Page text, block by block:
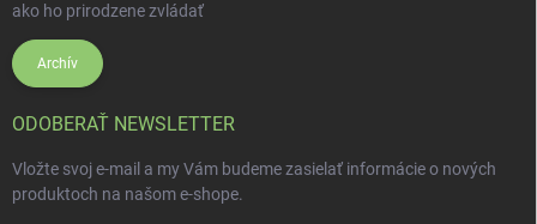
ako ho prirodzene zvládať
Archív
ODOBERAŤ NEWSLETTER
Vložte svoj e-mail a my Vám budeme zasielať informácie o nových
produktoch na našom e-shope.